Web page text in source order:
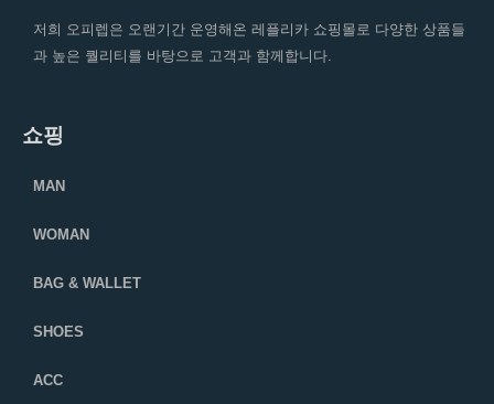
저희 오피렙은 오랜기간 운영해온 레플리카 쇼핑몰로 다양한 상품들
과 높은 퀄리티를 바탕으로 고객과 함께합니다.
쇼핑
MAN
WOMAN
BAG & WALLET
SHOES
ACC